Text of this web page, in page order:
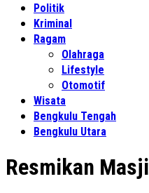
Politik
Kriminal
Ragam
Olahraga
Lifestyle
Otomotif
Wisata
Bengkulu Tengah
Bengkulu Utara
Resmikan